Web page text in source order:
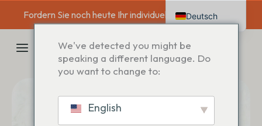
springen
Fordern Sie noch heute Ihr individuelles Angebot an →
HAUPTMENÜWe've detected you might be
speaking a different language. Do
you want to change to:
English
Deutsch
Français
Nederlands